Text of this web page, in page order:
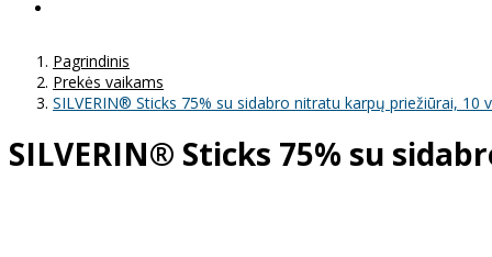
Pagrindinis
Prekės vaikams
SILVERIN® Sticks 75% su sidabro nitratu karpų priežiūrai, 10
SILVERIN® Sticks 75% su